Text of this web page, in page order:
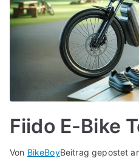
Fiido E-Bike
Von BikeBoyBeitrag gepostet